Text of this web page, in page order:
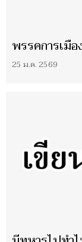
พรรคการเมื
25 ม.ค. 2569